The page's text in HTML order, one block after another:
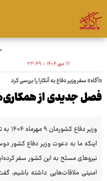
۱۲ مهر ۱۴۰۴ - ۲۳:۴۹
«آگاه» سفر وزیر دفاع به آنکارا را بررسی کرد
فصل جدیدی از
وزیر
اینکه ما به دعوت وزیر دفاع کشور
نیروهای مسلح به این کشور سفر
امنیتی ملاقات‌هایی داشته باشیم،